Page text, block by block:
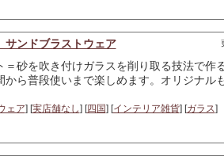
ンドブラストウェア
＝砂を吹き付けガラスを削り取る技法で作
から普段使いまで楽しめます。オリジナル
ェア] [実店舗なし] [四国] [インテリア雑貨] [ガラス]